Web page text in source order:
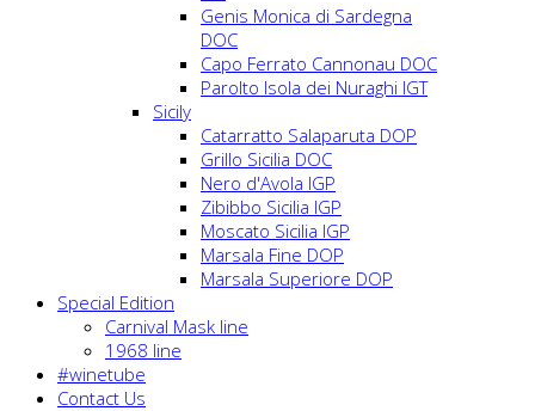
Genis Monica di Sardegna
DOC
Capo Ferrato Cannonau DOC
Parolto Isola dei Nuraghi IGT
Sicily
Catarratto Salaparuta DOP
Grillo Sicilia DOC
Nero d'Avola IGP
Zibibbo Sicilia IGP
Moscato Sicilia IGP
Marsala Fine DOP
Marsala Superiore DOP
Special Edition
Carnival Mask line
1968 line
#winetube
Contact Us